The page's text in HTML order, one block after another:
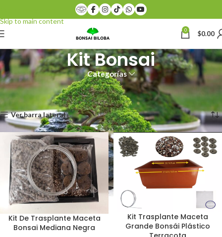
Skip to main content
0 $0.00
Kit Bonsai
Categorías
Inicio Productos etiquetados “Kit Bonsai”
Mostrando todos los 5 resultados
Ver barra lateral
Kit De Trasplante Maceta
Bonsai Mediana Negra
Kit Trasplante Maceta
Grande Bonsái Plástico